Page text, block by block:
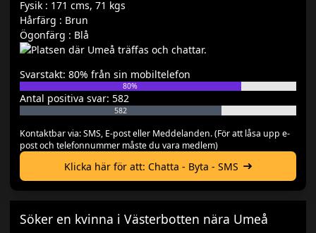
Fysik : 171 cms, 71 kgs
Hårfärg : Brun
Ögonfärg : Blå
Svarstakt: 80% från sin mobiltelefon
80%
Antal positiva svar: 582
582
Kontaktbar via: SMS, E-post eller Meddelanden. (För att låsa upp e-
post och telefonnummer måste du vara medlem)
Klicka här för att: Chatta - Byta - SMS
Söker en kvinna i Västerbotten nära Umeå